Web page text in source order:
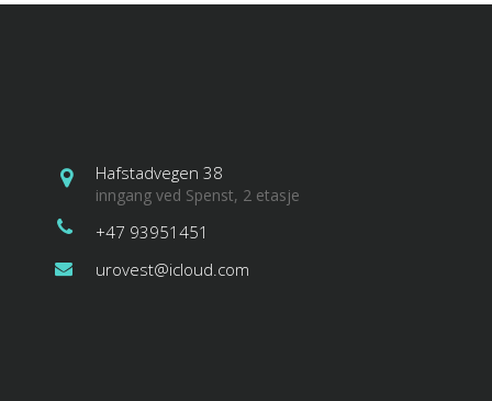
Hafstadvegen 38
inngang ved Spenst, 2 etasje
+47 93951451
urovest@icloud.com